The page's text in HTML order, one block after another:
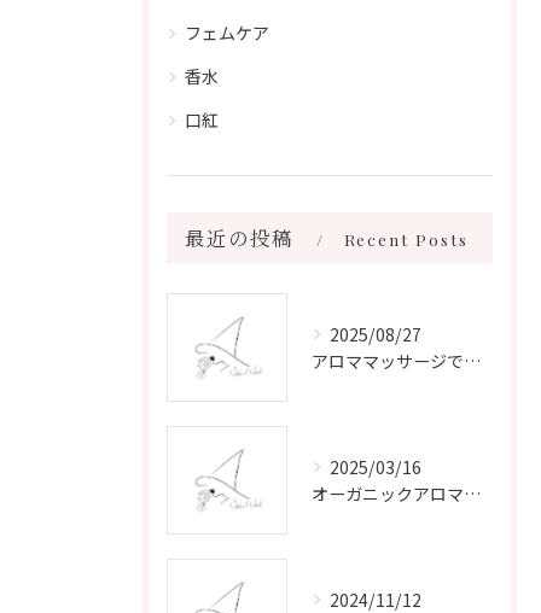
フェムケア
香水
口紅
最近の投稿 Recent Posts
2025/08/27
アロママッサージで叶える心身リラックスと健康維持の新習慣ガイド
2025/03/16
オーガニックアロマで心と体を癒す
2024/11/12